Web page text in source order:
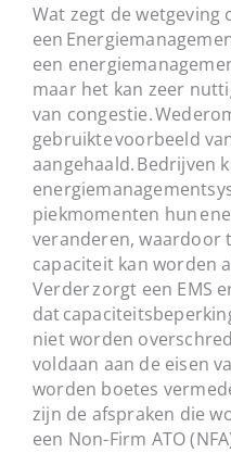
Wat zegt de wetgeving
een E
een
maar het kan zeer
van congestie.
gebruikte voorbeeld
aangehaald. Bedrijven
piekmomenten hun
veranderen, waardoor
capaciteit kan worden
Verder zorgt een EMS
dat
niet worden
voldaan aan de eisen
worden boetes
zijn de afspraken die
een Non-Firm ATO